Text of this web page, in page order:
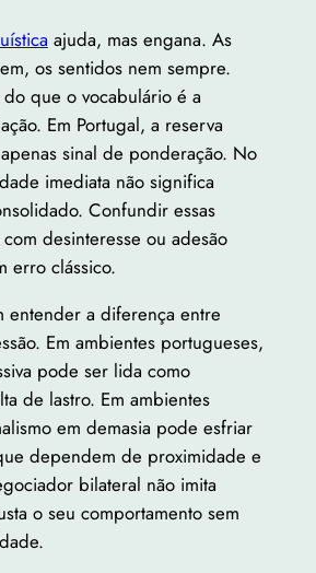
ajuda, mas engana. As
os sentidos nem sempre.
que o vocabulário é a
Em Portugal, a reserva
sinal de ponderação. No
imediata não significa
Confundir essas
desinteresse ou adesão
erro clássico.
entender a diferença entre
Em ambientes portugueses,
pode ser lida como
de lastro. Em ambientes
em demasia pode esfriar
dependem de proximidade e
bilateral não imita
o seu comportamento sem